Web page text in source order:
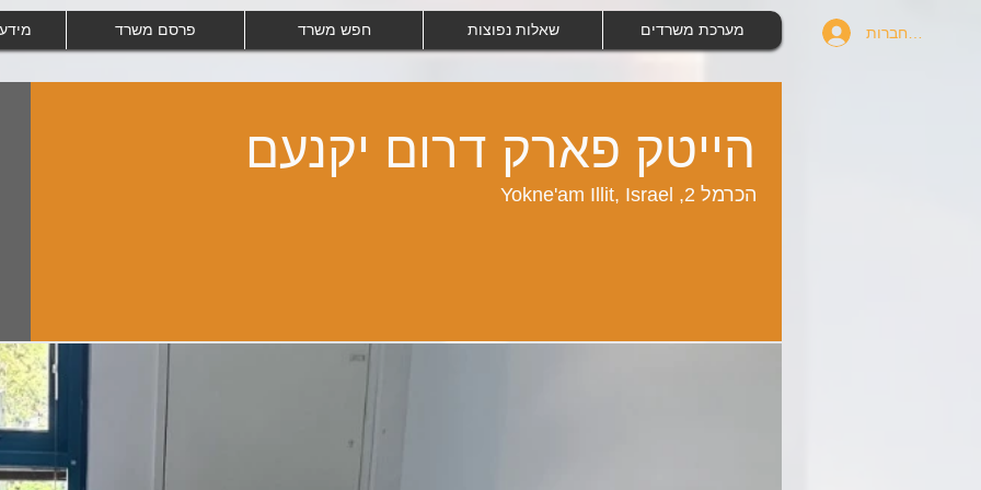
מערכת משרדים שאלות נפוצות חפש משרד פרסם משרד להתחברות
הייטק פארק דרום יקנעם
הכרמל 2, Yokne'am Illit, Israel